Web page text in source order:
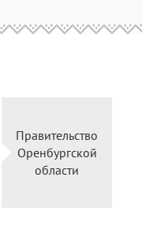
Правительство
Оренбургской
области